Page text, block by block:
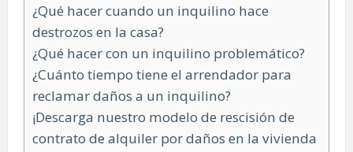
¿Qué hacer cuando un inquilino hace
destrozos en la casa?
¿Qué hacer con un inquilino problemático?
¿Cuánto tiempo tiene el arrendador para
reclamar daños a un inquilino?
¡Descarga nuestro modelo de rescisión de
contrato de alquiler por daños en la vivienda